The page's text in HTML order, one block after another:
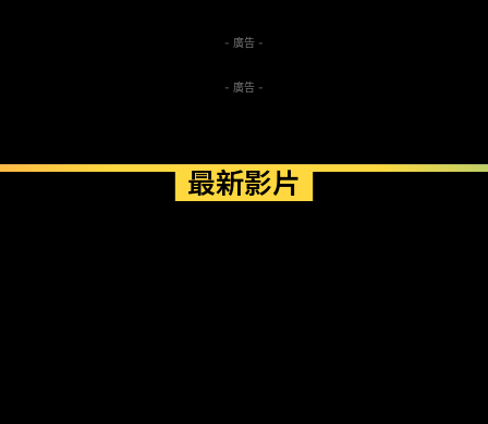
- 廣告 -
- 廣告 -
最新影片